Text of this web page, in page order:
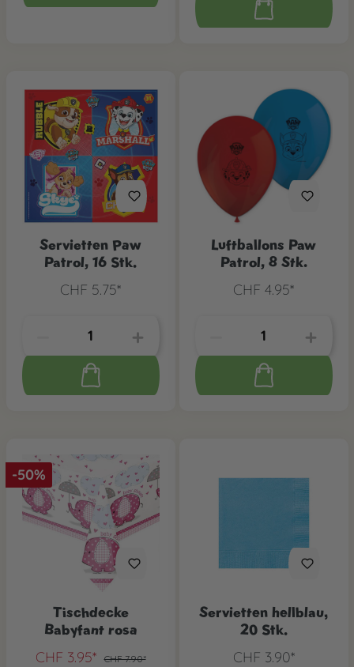
Servietten Paw
Patrol, 16 Stk.
CHF 5.75*
Luftballons Paw
Patrol, 8 Stk.
CHF 4.95*
-50%
Tischdecke
Babyfant rosa
CHF 3.95*
CHF 7.90*
Servietten hellblau,
20 Stk.
CHF 3.90*